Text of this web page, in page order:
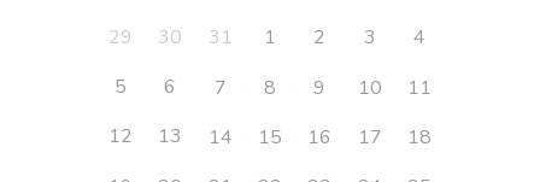
29 30 31 1 2 3
4
5
6 7 8 9 10
11
12
13 14 15 16 17
18